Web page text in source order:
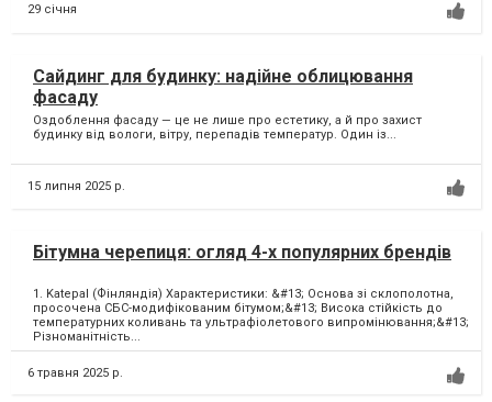
29 січня
Сайдинг для будинку: надійне облицювання
фасаду
Оздоблення фасаду — це не лише про естетику, а й про захист
будинку від вологи, вітру, перепадів температур. Один із...
15 липня 2025 р.
Бітумна черепиця: огляд 4-х популярних брендів
1. Katepal (Фінляндія) Характеристики: &#13; Основа зі склополотна,
просочена СБС-модифікованим бітумом;&#13; Висока стійкість до
температурних коливань та ультрафіолетового випромінювання;&#13;
Різноманітність...
6 травня 2025 р.